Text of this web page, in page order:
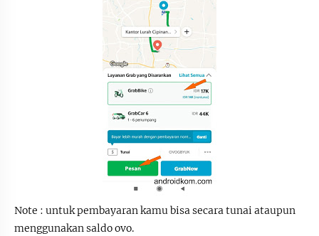
Note : untuk pembayaran kamu bisa secara tunai ataupun
menggunakan saldo ovo.